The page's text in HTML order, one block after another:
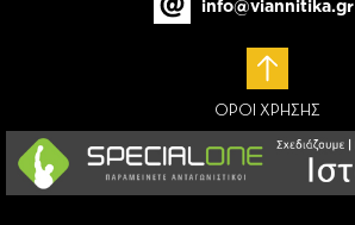
info@viannitika.gr
ΟΡΟΙ ΧΡΗΣΗΣ